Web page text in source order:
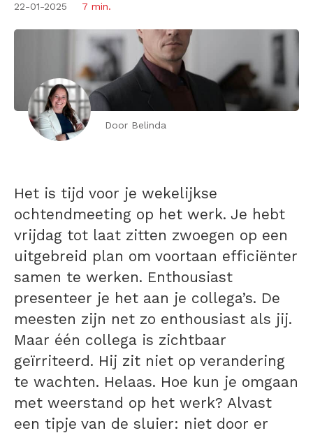
22-01-2025 7 min.
Door Belinda
Het is tijd voor je wekelijkse
ochtendmeeting op het werk. Je hebt
vrijdag tot laat zitten zwoegen op een
uitgebreid plan om voortaan efficiënter
samen te werken. Enthousiast
presenteer je het aan je collega’s. De
meesten zijn net zo enthousiast als jij.
Maar één collega is zichtbaar
geïrriteerd. Hij zit niet op verandering
te wachten. Helaas. Hoe kun je omgaan
met weerstand op het werk? Alvast
een tipje van de sluier: niet door er